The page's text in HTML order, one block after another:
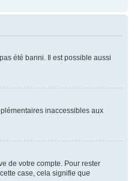
été banni. Il est possible aussi
inaccessibles aux
de votre compte. Pour rester
case, cela signifie que